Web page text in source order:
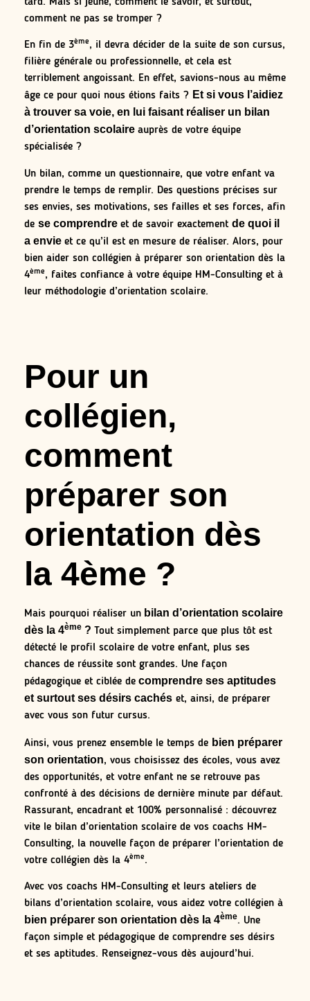
comment ne pas se tromper ?
En fin de 3ème, il devra décider de la suite de son cursus,
filière générale ou professionnelle, et cela est
terriblement angoissant. En effet, savions-nous au même
âge ce pour quoi nous étions faits ? Et si vous l’aidiez
à trouver sa voie, en lui faisant réaliser un bilan
d’orientation scolaire auprès de votre équipe
spécialisée ?
Un bilan, comme un questionnaire, que votre enfant va
prendre le temps de remplir. Des questions précises sur
ses envies, ses motivations, ses failles et ses forces, afin
de se comprendre et de savoir exactement de quoi il
a envie et ce qu’il est en mesure de réaliser. Alors, pour
bien aider son collégien à préparer son orientation dès la
4ème, faites confiance à votre équipe HM-Consulting et à
leur méthodologie d’orientation scolaire.
Pour un
collégien,
comment
préparer son
orientation dès
la 4ème ?
Mais pourquoi réaliser un bilan d’orientation scolaire
dès la 4ème ? Tout simplement parce que plus tôt est
détecté le profil scolaire de votre enfant, plus ses
chances de réussite sont grandes. Une façon
pédagogique et ciblée de comprendre ses aptitudes
et surtout ses désirs cachés et, ainsi, de préparer
avec vous son futur cursus.
Ainsi, vous prenez ensemble le temps de bien préparer
son orientation, vous choisissez des écoles, vous avez
des opportunités, et votre enfant ne se retrouve pas
confronté à des décisions de dernière minute par défaut.
Rassurant, encadrant et 100% personnalisé : découvrez
vite le bilan d’orientation scolaire de vos coachs HM-
Consulting, la nouvelle façon de préparer l’orientation de
votre collégien dès la 4ème.
Avec vos coachs HM-Consulting et leurs ateliers de
bilans d’orientation scolaire, vous aidez votre collégien à
bien préparer son orientation dès la 4ème. Une
façon simple et pédagogique de comprendre ses désirs
et ses aptitudes. Renseignez-vous dès aujourd’hui.